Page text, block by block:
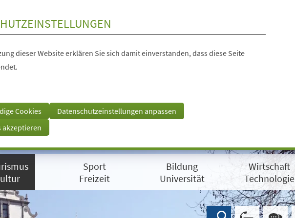
dieser Website erklären Sie sich damit einverstanden, dass diese Seite
Cookies
Datenschutzeinstellungen anpassen
akzeptieren
Sport
Freizeit
Bildung
Universität
Wirtschaft
Technologie